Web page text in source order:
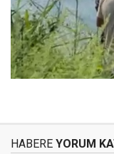
HABERE YORUM